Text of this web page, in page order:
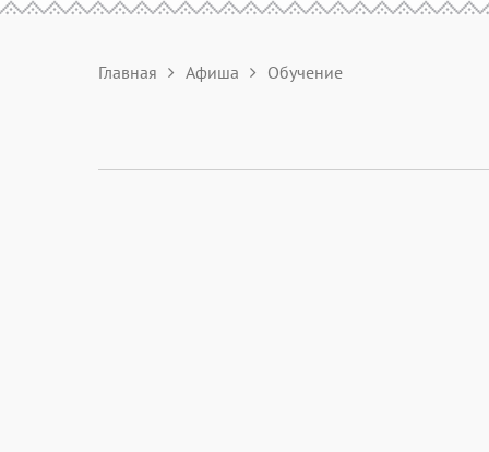
Главная Афиша Обучение